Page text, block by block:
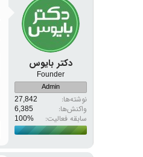
دکتر بایوس
Founder
Admin
نوشته‌ها
27,842
واکنش‌ها
6,385
سابقه فعالیت: